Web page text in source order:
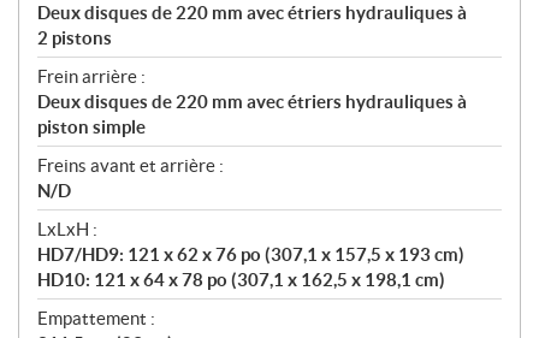
Deux disques de 220 mm avec étriers hydrauliques à
2 pistons
Frein arrière :
Deux disques de 220 mm avec étriers hydrauliques à
piston simple
Freins avant et arrière :
N/D
LxLxH :
HD7/HD9: 121 x 62 x 76 po (307,1 x 157,5 x 193 cm)
HD10: 121 x 64 x 78 po (307,1 x 162,5 x 198,1 cm)
Empattement :